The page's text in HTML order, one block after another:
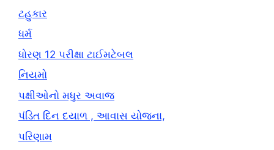
ટહુકાર
ધર્મ
ધોરણ 12 પરીક્ષા ટાઈમટેબલ
નિયમો
પક્ષીઓનો મધુર અવાજ
પંડિત દિન દયાળ , આવાસ યોજના,
પરિણામ